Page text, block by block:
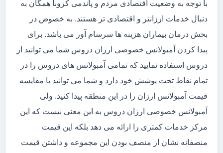
با توجه به وضعیت اقتصادی مردم و پاندمی کرونا همگان به
دنبال خدمات ارزانتر و اقتصادی تر هستند. به خصوص در
بخش درمان بیماران هزینه ها سرسام آور می باشد. برای
پیدا کردن آمبولانس خصوصی ارزان دروس شما می توانید از
دروس استفاده نمایید که تمامی آمبولانس های دروس را در
تمام نقاط تحت پوشش خود دارد و شما می توانید با مقایسه
قیمت آمبولانس ارزان را در این منطقه پیدا کنید. ولی
آمبولانس خصوصی ارزان دروس به این معنی نیست که این
مرکز خدمات کمتری را ارائه می دهد بلکه این قیمت
منصفانه نشان از منصف بودن این مجموعه و داشتن قیمت